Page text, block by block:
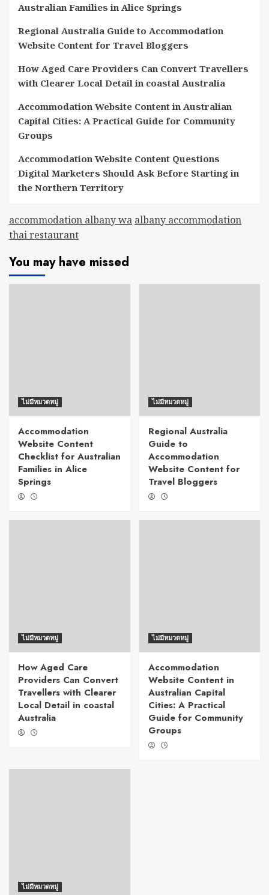
Australian Families in Alice Springs
Regional Australia Guide to Accommodation
Website Content for Travel Bloggers
How Aged Care Providers Can Convert Travellers
with Clearer Local Detail in coastal Australia
Accommodation Website Content in Australian
Capital Cities: A Practical Guide for Community
Groups
Accommodation Website Content Questions
Digital Marketers Should Ask Before Starting in
the Northern Territory
accommodation albany wa albany accommodation
thai restaurant
You may have missed
ไม่มีหมวดหมู่
Accommodation
Website Content
Checklist for Australian
Families in Alice
Springs
ไม่มีหมวดหมู่
Regional Australia
Guide to
Accommodation
Website Content for
Travel Bloggers
ไม่มีหมวดหมู่
How Aged Care
Providers Can Convert
Travellers with Clearer
Local Detail in coastal
Australia
ไม่มีหมวดหมู่
Accommodation
Website Content in
Australian Capital
Cities: A Practical
Guide for Community
Groups
ไม่มีหมวดหมู่